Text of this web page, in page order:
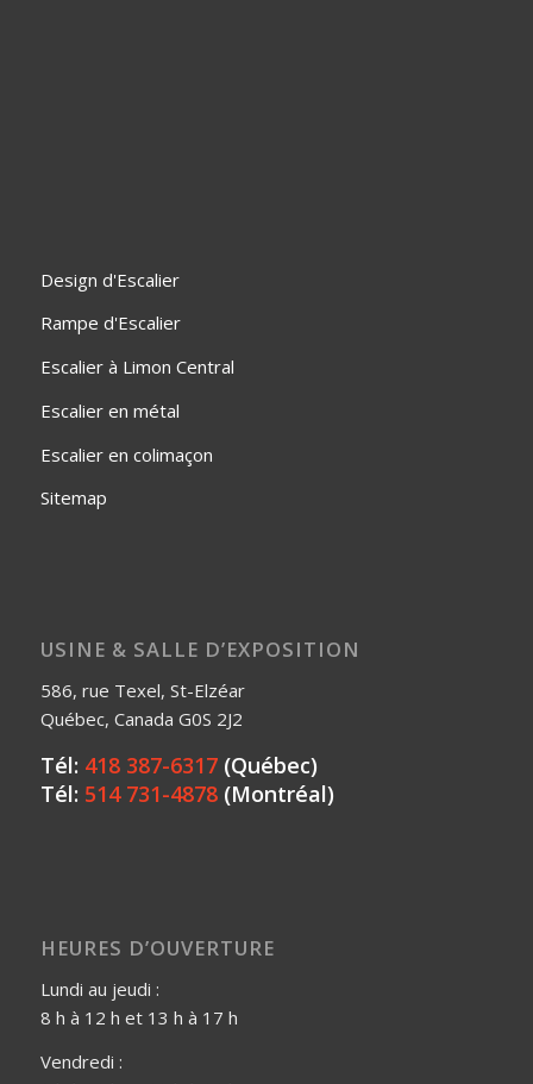
Design d'Escalier
Rampe d'Escalier
Escalier à Limon Central
Escalier en métal
Escalier en colimaçon
Sitemap
USINE & SALLE D’EXPOSITION
586, rue Texel, St-Elzéar
Québec, Canada G0S 2J2
Tél: 418 387-6317(Québec)
Tél: 514 731-4878(Montréal)
HEURES D’OUVERTURE
Lundi au jeudi :
8 h à 12 h et 13 h à 17 h
Vendredi :